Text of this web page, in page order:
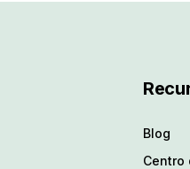
Blog
Centro